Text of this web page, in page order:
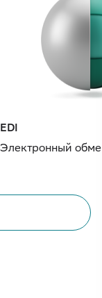
EDI
Электронный